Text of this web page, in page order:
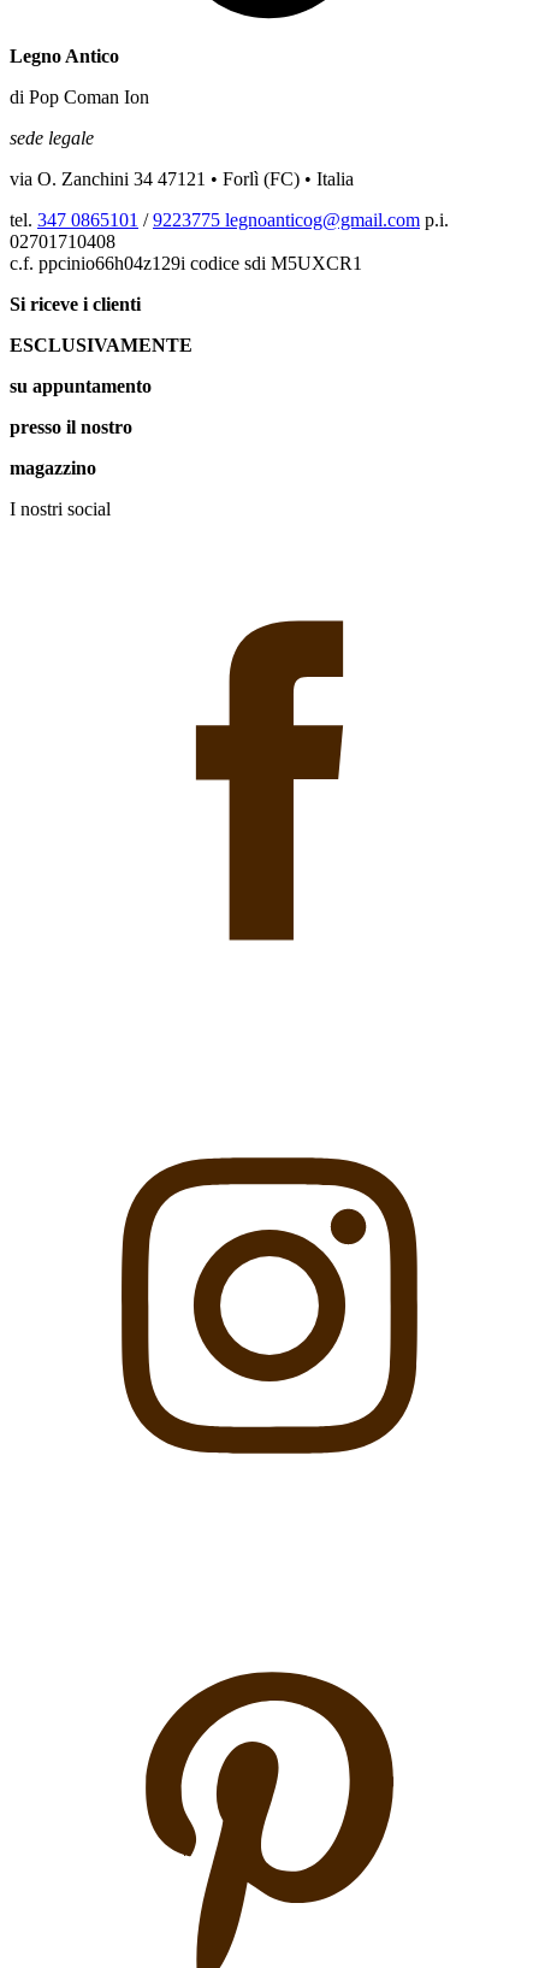
Legno Antico
di Pop Coman Ion
sede legale
via O. Zanchini 34 47121 • Forlì (FC) • Italia
tel. 347 0865101 /9223775 legnoanticog@gmail.com p.i.
02701710408
c.f. ppcinio66h04z129i codice sdi M5UXCR1
Si riceve i clienti
ESCLUSIVAMENTE
su appuntamento
presso il nostro
magazzino
I nostri social